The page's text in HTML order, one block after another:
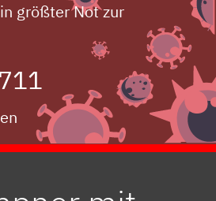
größter Not zur